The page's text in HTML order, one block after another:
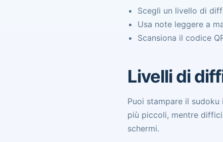
Scegli un livello di
Usa note leggere a
Scansiona il codice
Livelli di
Puoi stampare il
più piccoli, mentre
schermi.